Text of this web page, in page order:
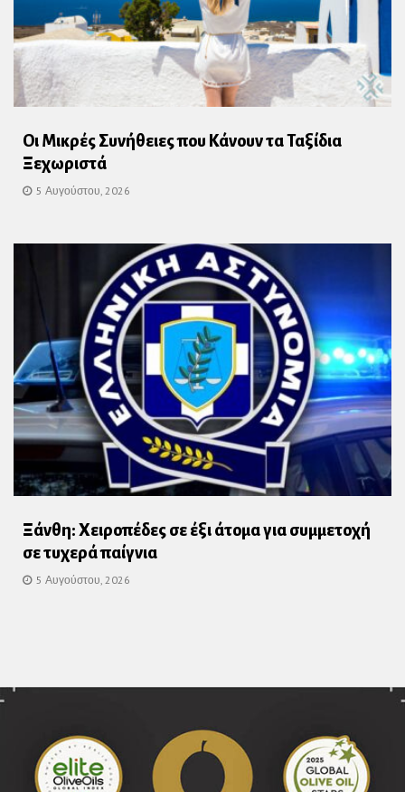
Οι Μικρές Συνήθειες που Κάνουν τα Ταξίδια
Ξεχωριστά
5 Αυγούστου, 2026
Ξάνθη: Χειροπέδες σε έξι άτομα για συμμετοχή
σε τυχερά παίγνια
5 Αυγούστου, 2026